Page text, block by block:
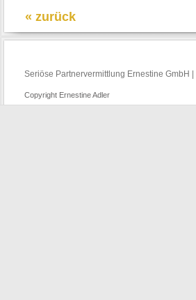
« zurück
Seriöse Partnervermittlung Ernestine GmbH
Copyright Ernestine Adler